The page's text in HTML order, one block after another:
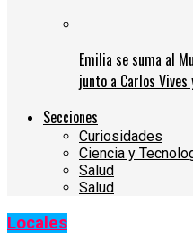
Emilia se suma al
junto a Carlos
Secciones
Curiosidades
Ciencia y
Salud
Salud
Locales